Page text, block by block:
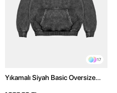
17
Yıkamalı Siyah Basic Oversize